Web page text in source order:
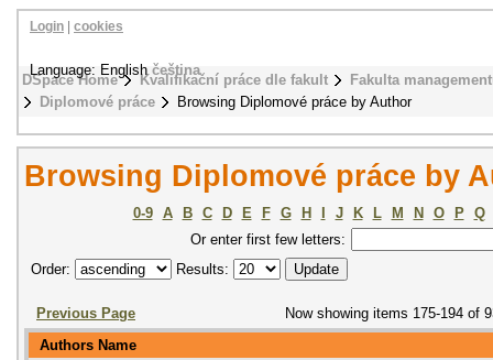
DSpace Home Kvalifikační práce dle fakult
Fakulta
Diplomové práce
Browsing Diplomové práce by Author
Login cookies
Language: Englishčeština
Browsing Diplomové práce by
0-9 A B C D E F G H J K L M N O P
Q
Or enter first few letters:
Order:
Results:
Previous Page
Now showing items 175-194 of
Authors Name